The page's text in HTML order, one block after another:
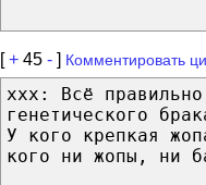
[+ 45 - ] Комментировать
xxx: Всё
генетического
У кого крепкая
кого ни жопы, ни